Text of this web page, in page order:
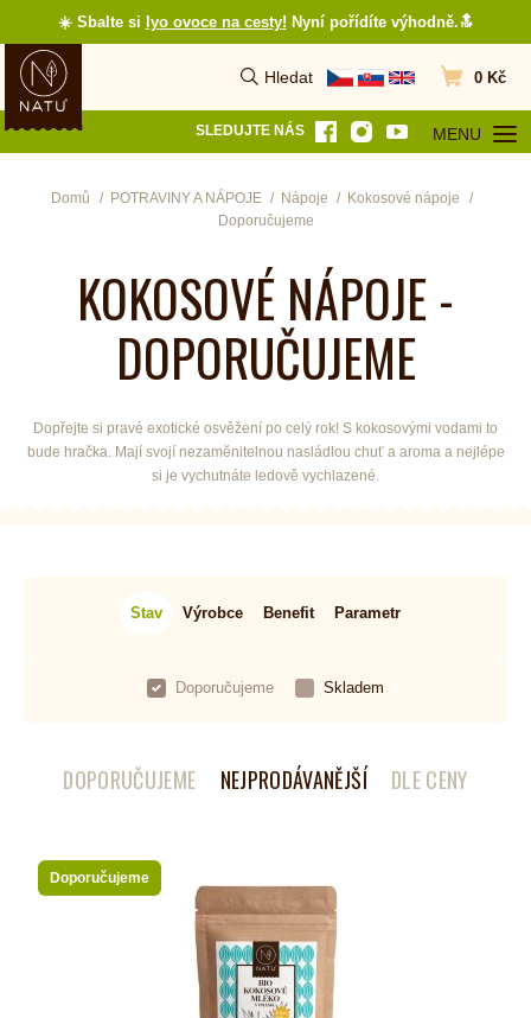
☀️ Sbalte si lyo ovoce na cesty! Nyní pořídíte výhodně.🔝
Hledat
Vyhledat Přejít do
0 Kč
SLEDUJTE NÁS MENU
OTEVŘÍT
Domů POTRAVINY A NÁPOJE Nápoje
Kokosové nápoje
Doporučujeme
KOKOSOVÉ NÁPOJE -
DOPORUČUJEME
Dopřejte si pravé exotické osvěžení po celý rok! S kokosovými vodami to
bude hračka. Mají svojí nezaměnitelnou nasládlou chuť a aroma a nejlépe
si je vychutnáte ledově vychlazené.
Stav Výrobce Benefit Parametr
Doporučujeme Skladem
DOPORUČUJEME NEJPRODÁVANĚJŠÍ DLE CENY
Doporučujeme